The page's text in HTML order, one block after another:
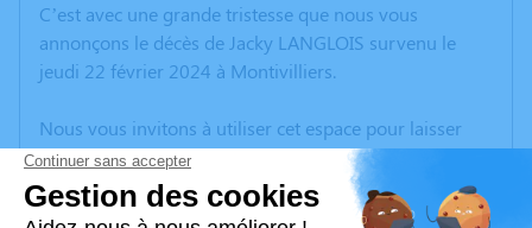
C’est avec une grande tristesse que nous vous
annonçons le décès de Jacky LANGLOIS survenu le
jeudi 22 février 2024 à Montivilliers.
Nous vous invitons à utiliser cet espace pour laisser
vos condoléances, partager des photos souvenirs, une
anecdote ou exprimer vos pensées à travers des
poèmes ou des textes. Cet endroit est un lieu